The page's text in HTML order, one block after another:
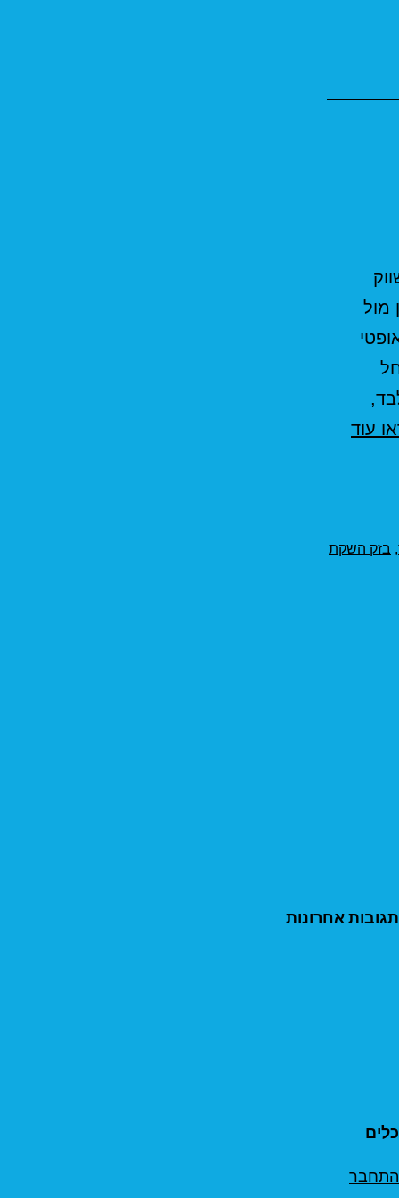
החל מתאריך 14/03/2021 לשווק
מול
עודחבילות
, בזק השקת
תגובות אחרונות
כלים
התחבר